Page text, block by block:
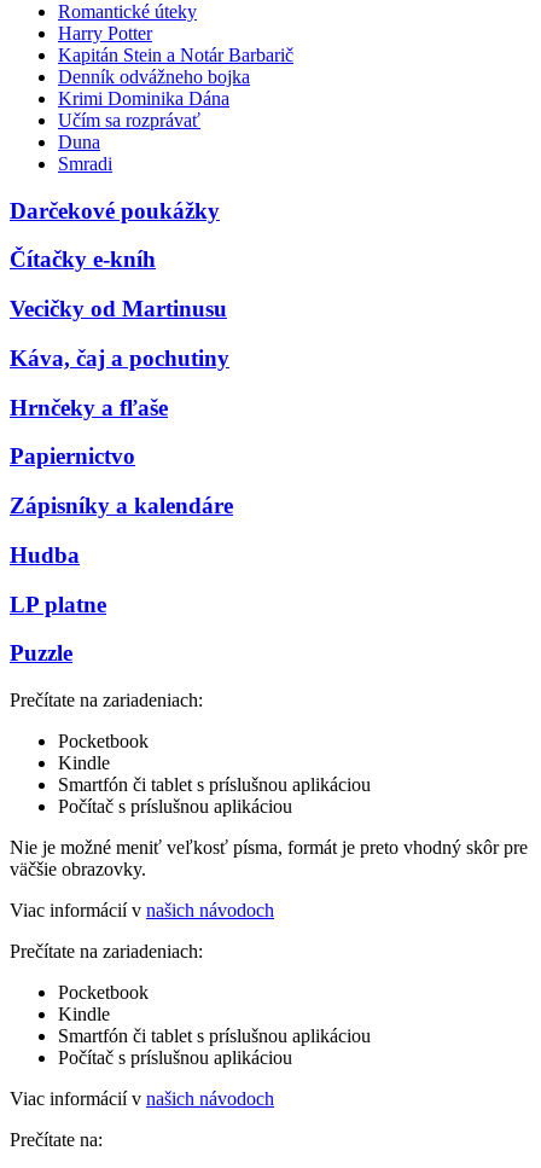
Romantické úteky
Harry Potter
Kapitán Stein a Notár Barbarič
Denník odvážneho bojka
Krimi Dominika Dána
Učím sa rozprávať
Duna
Smradi
Darčekové poukážky
Čítačky e-kníh
Vecičky od Martinusu
Káva, čaj a pochutiny
Hrnčeky a fľaše
Papiernictvo
Zápisníky a kalendáre
Hudba
LP platne
Puzzle
Prečítate na zariadeniach:
Pocketbook
Kindle
Smartfón či tablet s príslušnou aplikáciou
Počítač s príslušnou aplikáciou
Nie je možné meniť veľkosť písma, formát je preto vhodný skôr pre
väčšie obrazovky.
Viac informácií v našich návodoch
Prečítate na zariadeniach:
Pocketbook
Kindle
Smartfón či tablet s príslušnou aplikáciou
Počítač s príslušnou aplikáciou
Viac informácií v našich návodoch
Prečítate na: